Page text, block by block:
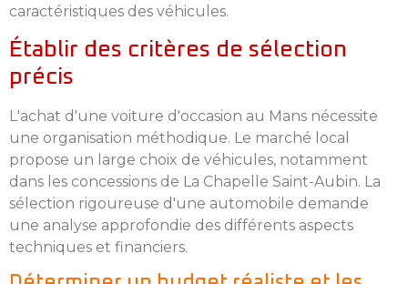
caractéristiques des véhicules.
Établir des critères de sélection
précis
L'achat d'une voiture d'occasion au Mans nécessite
une organisation méthodique. Le marché local
propose un large choix de véhicules, notamment
dans les concessions de La Chapelle Saint-Aubin. La
sélection rigoureuse d'une automobile demande
une analyse approfondie des différents aspects
techniques et financiers.